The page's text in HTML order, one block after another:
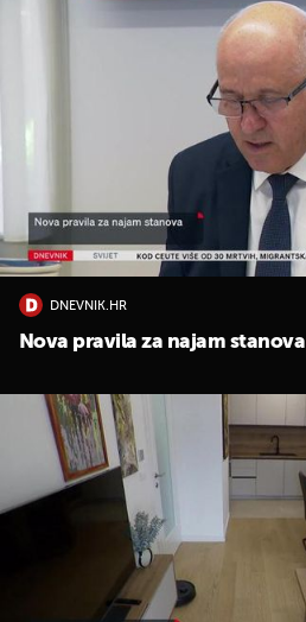
DNEVNIK.HR
Nova pravila za najam stanova